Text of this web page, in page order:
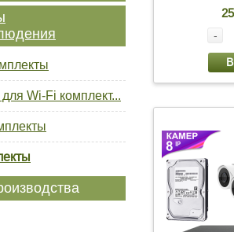
-
Wi-Fi комплект...